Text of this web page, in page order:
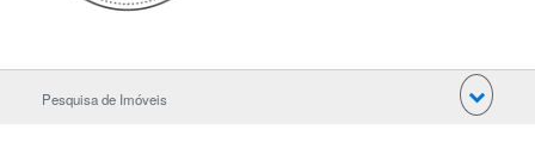
Pesquisa de Imóveis